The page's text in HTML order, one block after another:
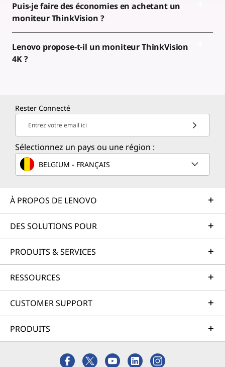
Puis-je faire des économies en achetant un
moniteur ThinkVision ?
Lenovo propose-t-il un moniteur ThinkVision
4K ?
Rester Connecté
Entrez votre email ici
Sélectionnez un pays ou une région :
BELGIUM - FRANÇAIS
À PROPOS DE LENOVO
DES SOLUTIONS POUR
PRODUITS & SERVICES
RESSOURCES
CUSTOMER SUPPORT
PRODUITS